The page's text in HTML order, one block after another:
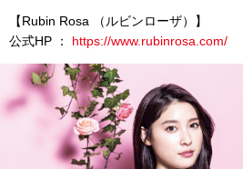
【Rubin Rosa （ルビンローザ）】
公式HP ：
https://www.rubinrosa.com/